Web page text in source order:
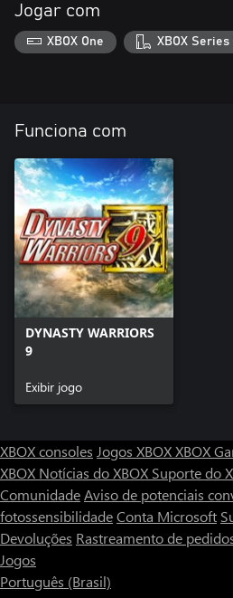
Jogar com
XBOX One XBOX Series
Funciona com
DYNASTY WARRIORS
9
Exibir jogo
XBOX consoles Jogos XBOXXBOX
XBOX Notícias do XBOX Suporte do
ComunidadeAviso de potenciais
fotossensibilidadeConta Microsoft
Devoluções Rastreamento de
Jogos
Português (Brasil)